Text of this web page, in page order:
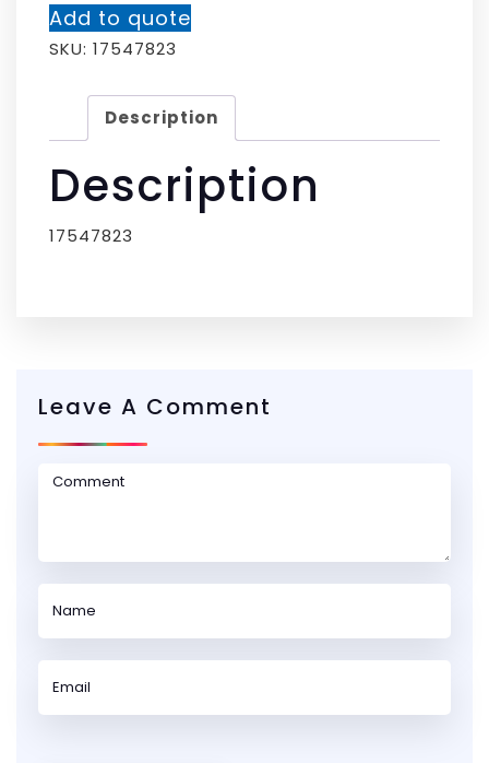
Add to quote
SKU: 17547823
Description
Description
17547823
Leave A Comment